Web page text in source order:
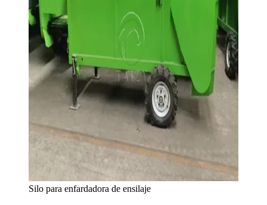
Silo para enfardadora de ensilaje